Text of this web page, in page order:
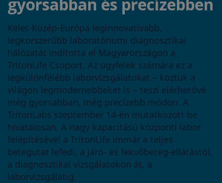
Kelet-Közép-Európa leginnovatívabb,
legkorszerűbb laboratóriumi diagnosztikai
hálózatát indította el Magyarországon a
TritonLife Csoport. Az ügyfelek számára ez a
legkülönfélébb laborvizsgálatokat – köztük a
világon legmodernebbeket is – teszi elérhetővé
még gyorsabban, még precízebb módon. A
TritonLabs szeptember 14-én mutatkozott be
hivatalosan. A nagy kapacitású központi labor
felépítésével a TritonLife immár a teljes
betegutat lefedi, a járó- és fekvőbeteg-ellátástól,
a diagnosztikai vizsgálatokon át, a
laborvizsgálatig.